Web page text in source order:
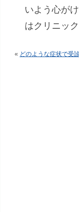
いよう心が
はクリニッ
« どのような症状で受